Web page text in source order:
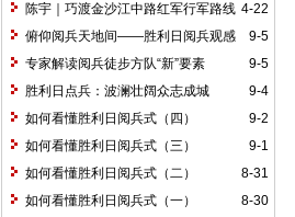
4-22
陈宇｜巧渡金沙江中路红军行军路线
考察报告
9-5
俯仰阅兵天地间——胜利日阅兵观感
9-5
专家解读阅兵徒步方队“新”要素
9-4
胜利日点兵：波澜壮阔众志成城
9-2
如何看懂胜利日阅兵式（四）
9-1
如何看懂胜利日阅兵式（三）
8-31
如何看懂胜利日阅兵式（二）
8-30
如何看懂胜利日阅兵式（一）